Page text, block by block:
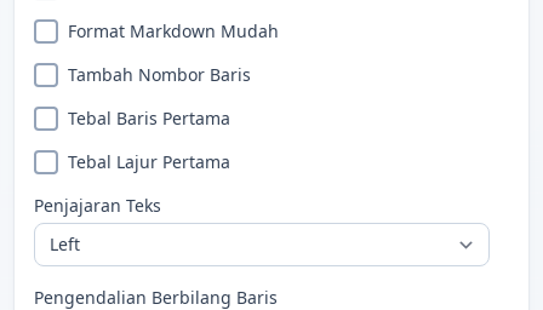
Format Markdown Mudah
Tambah Nombor Baris
Tebal Baris Pertama
Tebal Lajur Pertama
Penjajaran Teks
Pengendalian Berbilang Baris